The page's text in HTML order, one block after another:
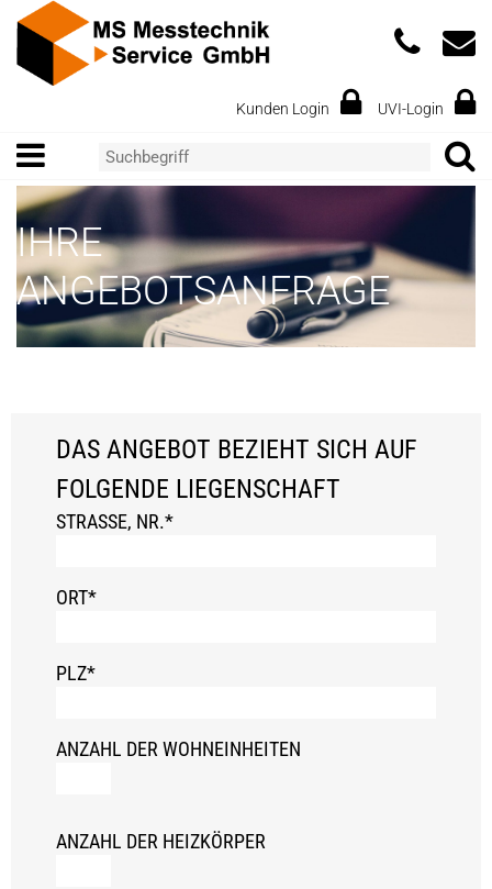
Kunden Login UVI-Login
IHRE
ANGEBOTSANFRAGE
DAS ANGEBOT BEZIEHT SICH AUF
FOLGENDE LIEGENSCHAFT
STRASSE, NR.*
ORT*
PLZ*
ANZAHL DER WOHNEINHEITEN
ANZAHL DER HEIZKÖRPER